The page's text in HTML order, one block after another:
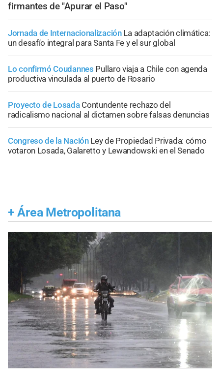
firmantes de "Apurar el Paso"
Jornada de Internacionalización La adaptación climática:
un desafío integral para Santa Fe y el sur global
Lo confirmó Coudannes Pullaro viaja a Chile con agenda
productiva vinculada al puerto de Rosario
Proyecto de Losada Contundente rechazo del
radicalismo nacional al dictamen sobre falsas denuncias
Congreso de la Nación Ley de Propiedad Privada: cómo
votaron Losada, Galaretto y Lewandowski en el Senado
+ Área Metropolitana